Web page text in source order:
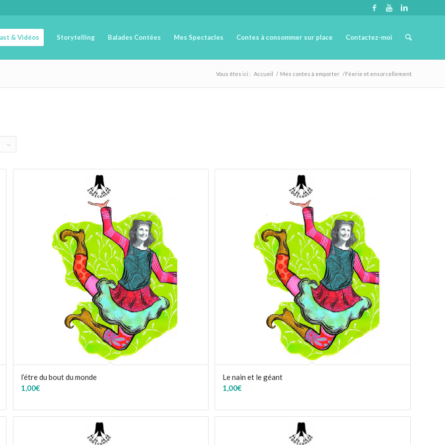
& Vidéos Storytelling Balades Contées Mes Spectacles Contes à consommer sur place Contactez-moi
Vous êtes ici : Accueil / Mes contes à emporter /Féerie et ensorcellement
l’étre du bout du monde
1,00€
Le nain et le géant
1,00€